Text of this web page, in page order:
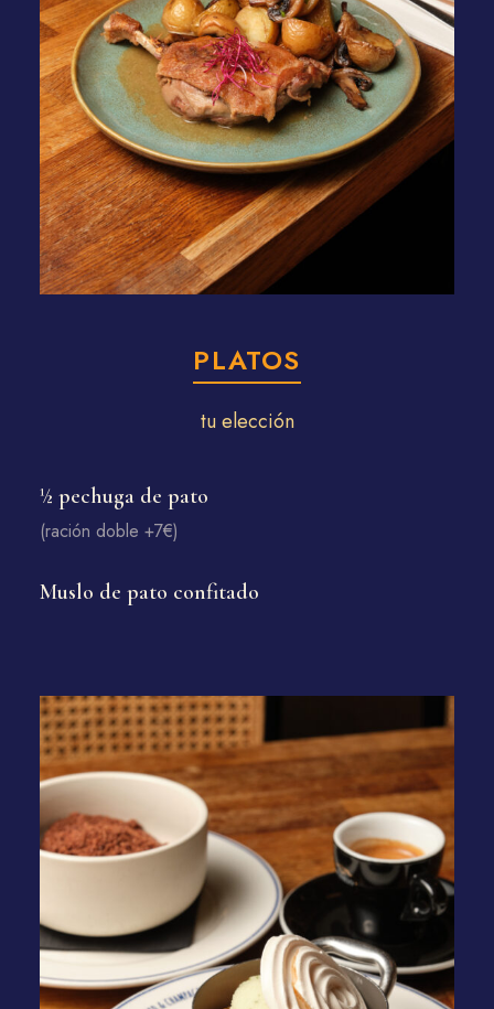
PLATOS
tu elección
½ pechuga de pato
(ración doble +7€)
Muslo de pato confitado